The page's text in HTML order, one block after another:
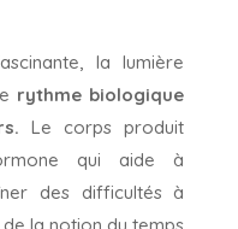
la lumière
rythme biologique
Le corps produit
qui aide à
des difficultés à